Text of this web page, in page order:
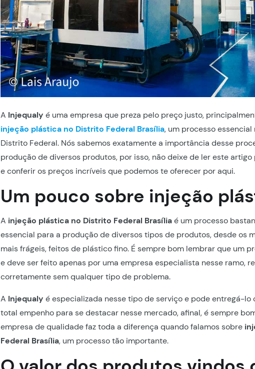
A Injequaly é uma empresa que preza pelo preço justo,
injeção plástica no Distrito Federal Brasília, um processo
Distrito Federal. Nós sabemos exatamente a importância desse
produção de diversos produtos, por isso, não deixe de ler este
e conferir os preços incríveis que podemos te oferecer por aqui.
Um pouco sobre injeção
A injeção plástica no Distrito Federal Brasíliaé um processo
essencial para a produção de diversos tipos de produtos, desde os
mais frágeis, feitos de plástico fino. É sempre bom lembrar que um
e deve ser feito apenas por uma empresa especialista nesse ramo,
corretamente sem qualquer tipo de problema.
A Injequaly é especializada nesse tipo de serviço e pode entregá-
total empenho para se destacar nesse mercado, afinal, é sempre
empresa de qualidade faz toda a diferença quando falamos sobre
Federal Brasília, um processo tão importante.